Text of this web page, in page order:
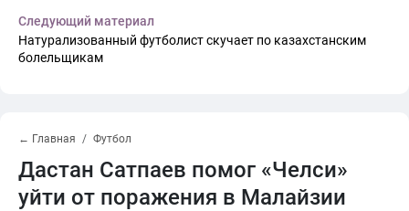
Следующий материал
Натурализованный футболист скучает по казахстанским
болельщикам
← Главная Футбол
Дастан Сатпаев помог «Челси»
уйти от поражения в Малайзии